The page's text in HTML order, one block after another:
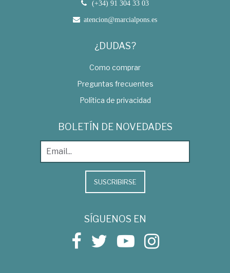
(+34) 91 304 33 03
atencion@marcialpons.es
¿DUDAS?
Como comprar
Preguntas frecuentes
Política de privacidad
BOLETÍN DE NOVEDADES
SUSCRIBIRSE
SÍGUENOS EN